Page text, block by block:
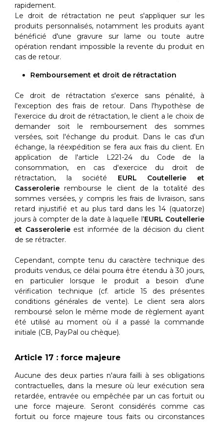
rapidement.
Le droit de rétractation ne peut s'appliquer sur les
produits personnalisés, notamment les produits ayant
bénéficié d'une gravure sur lame ou toute autre
opération rendant impossible la revente du produit en
cas de retour.
Remboursement et droit de rétractation
Ce droit de rétractation s'exerce sans pénalité, à
l'exception des frais de retour. Dans l'hypothèse de
l'exercice du droit de rétractation, le client a le choix de
demander soit le remboursement des sommes
versées, soit l'échange du produit. Dans le cas d'un
échange, la réexpédition se fera aux frais du client. En
application de l'article L221-24 du Code de la
consommation, en cas d'exercice du droit de
rétractation, la société EURL Coutellerie et
Casserolerie rembourse le client de la totalité des
sommes versées, y compris les frais de livraison, sans
retard injustifié et au plus tard dans les 14 (quatorze)
jours à compter de la date à laquelle l'EURL Coutellerie
et Casserolerieest informée de la décision du client
de se rétracter.
Cependant, compte tenu du caractère technique des
produits vendus, ce délai pourra être étendu à 30 jours,
en particulier lorsque le produit a besoin d'une
vérification technique (cf. article 15 des présentes
conditions générales de vente). Le client sera alors
remboursé selon le même mode de règlement ayant
été utilisé au moment où il a passé la commande
initiale (CB, PayPal ou chèque).
Article 17 : force majeure
Aucune des deux parties n'aura failli à ses obligations
contractuelles, dans la mesure où leur exécution sera
retardée, entravée ou empêchée par un cas fortuit ou
une force majeure. Seront considérés comme cas
fortuit ou force majeure tous faits ou circonstances